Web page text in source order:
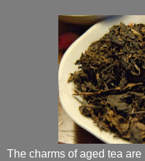
The charms of aged tea